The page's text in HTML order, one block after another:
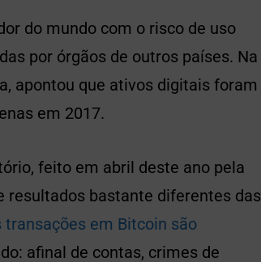
do mundo com o risco de uso
por órgãos de outros países. Na
apontou que ativos digitais foram
em 2017.
feito em abril deste ano pela
resultados bastante diferentes das
transações em Bitcoin são
afinal de contas, crimes de